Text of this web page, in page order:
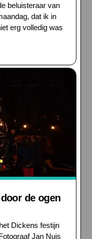
beluisteraar van
dat ik in
erg volledig was
de ogen
Dickens festijn
Jan Nuis